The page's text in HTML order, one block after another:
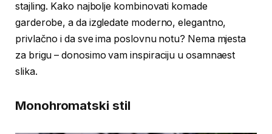
stajling. Kako najbolje kombinovati komade
garderobe, a da izgledate moderno, elegantno,
privlačno i da sve ima poslovnu notu? Nema mjesta
za brigu – donosimo vam inspiraciju u osamnaest
slika.
Monohromatski stil